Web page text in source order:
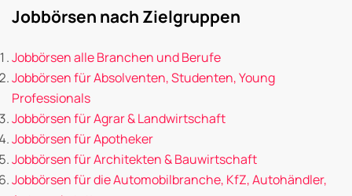
Jobbörsen nach Zielgruppen
Jobbörsen alle Branchen und Berufe
Jobbörsen für Absolventen, Studenten, Young
Professionals
Jobbörsen für Agrar & Landwirtschaft
Jobbörsen für Apotheker
Jobbörsen für Architekten & Bauwirtschaft
Jobbörsen für die Automobilbranche, KfZ, Autohändler,